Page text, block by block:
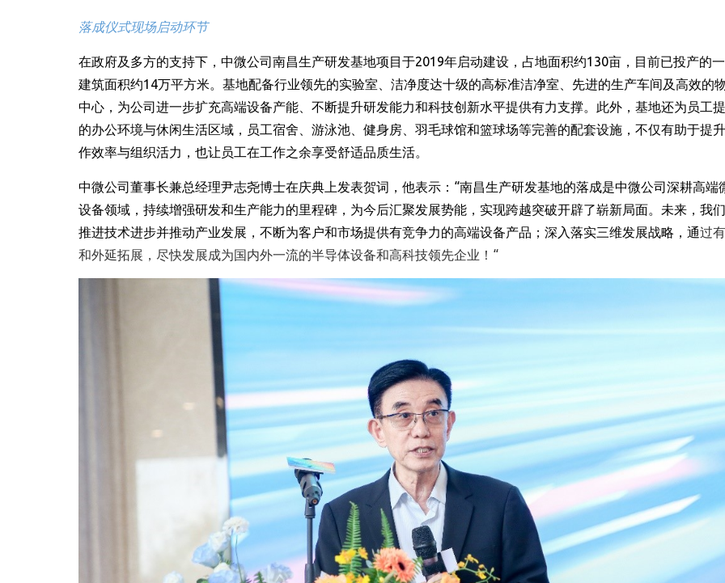
落成仪式现场启动环节
在政府及多方的支持下，中微公司南昌生产研发基地项目于2019年启动建设，占地面积约130亩，目前已投产的
建筑面积约14万平方米。基地配备行业领先的实验室、洁净度达十级的高标准洁净室、先进的生产车间及高效的
中心，为公司进一步扩充高端设备产能、不断提升研发能力和科技创新水平提供有力支撑。此外，基地还为员工
的办公环境与休闲生活区域，员工宿舍、游泳池、健身房、羽毛球馆和篮球场等完善的配套设施，不仅有助于提
作效率与组织活力，也让员工在工作之余享受舒适品质生活。
中微公司董事长兼总经理尹志尧博士在庆典上发表贺词，他表示：“南昌生产研发基地的落成是中微公司深耕高端
设备领域，持续增强研发和生产能力的里程碑，为今后汇聚发展势能，实现跨越突破开辟了崭新局面。未来，我
推进技术进步并推动产业发展，不断为客户和市场提供有竞争力的高端设备产品；深入落实三维发展战略，通过
和外延拓展，尽快发展成为国内外一流的半导体设备和高科技领先企业！“